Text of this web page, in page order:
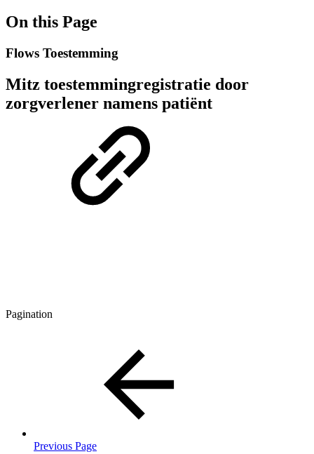
On this Page
Flows Toestemming
Mitz toestemmingregistratie door
zorgverlener namens patiënt
Pagination
Previous Page